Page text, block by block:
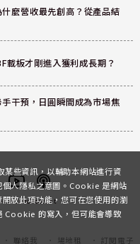
麼營收最先創高？從產品結
載板才剛進入獲利成長期？
干預，日圓瞬間成為市場焦
YoutubePodcast
聯絡我 場地租 訂閱電子
些資訊，以輔助本網站進行資
個人隱私之意圖。Cookie 是網站
放此項功能，您可在您使用的瀏
Cookie 的寫入，但可能會導致